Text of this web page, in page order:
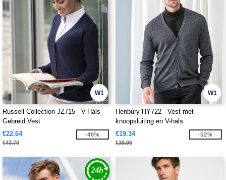
W1
Russell Collection JZ715 - V-Hals
Gebreid Vest
€22.64
€43.70
-48%
W1
Henbury HY722 - Vest met
knoopsluiting en V-hals
€19.34
€39.90
-52%